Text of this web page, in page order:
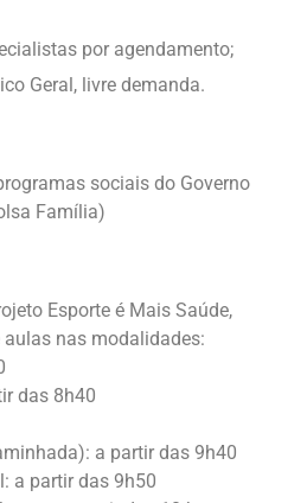
por agendamento;
Geral, livre demanda.
sociais do Governo
Família)
Esporte é Mais Saúde,
nas modalidades:
das 8h40
a partir das 9h40
a partir das 9h50